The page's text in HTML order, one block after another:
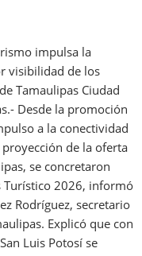
impulsa la
visibilidad de los
Tamaulipas Ciudad
Desde la promoción
a la conectividad
de la oferta
se concretaron
Turístico 2026, informó
Rodríguez, secretario
Explicó que con
Luis Potosí se